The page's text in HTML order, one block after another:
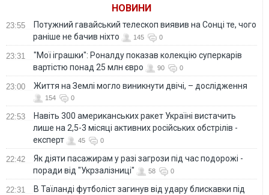
НОВИНИ
23:55
Потужний гавайський телескоп виявив на Сонці те, чого
раніше не бачив ніхто
145 0
23:31
"Мої іграшки": Роналду показав колекцію суперкарів
вартістю понад 25 млн євро
90 0
23:00 Життя на Землі могло виникнути двічі, – дослідження
154 0
22:53
Навіть 300 американських ракет Україні вистачить
лише на 2,5-3 місяці активних російських обстрілів -
експерт
45 0
22:42
Як діяти пасажирам у разі загрози під час подорожі -
поради від "Укрзалізниці"
58 0
22:31
В Таїланді футболіст загинув від удару блискавки під